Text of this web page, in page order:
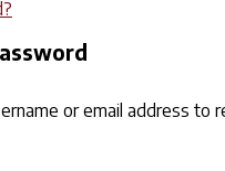
or email address to